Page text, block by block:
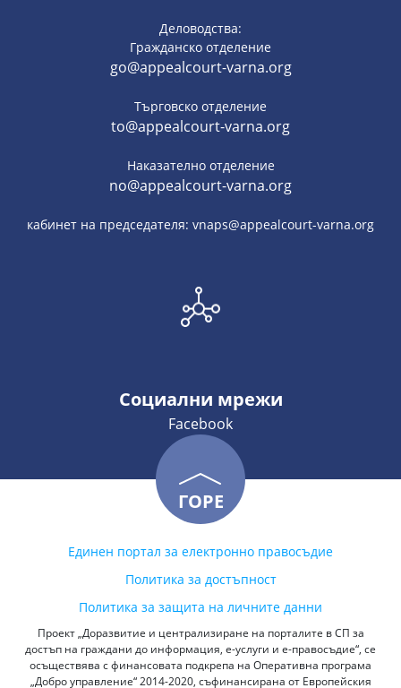
Деловодства:
Гражданско отделение
go@appealcourt-varna.org
Търговско отделение
to@appealcourt-varna.org
Наказателно отделение
no@appealcourt-varna.org
кабинет на председателя: vnaps@appealcourt-varna.org
Социални мрежи
Facebook
ГОРЕ
Единен портал за електронно правосъдие
Политика за достъпност
Политика за защита на личните данни
Проект „Доразвитие и централизиране на порталите в СП за
достъп на граждани до информация, е-услуги и е-правосъдие“, се
осъществява с финансовата подкрепа на Оперативна програма
„Добро управление“ 2014-2020, съфинансирана от Европейския